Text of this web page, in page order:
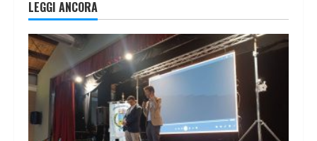
LEGGI ANCORA